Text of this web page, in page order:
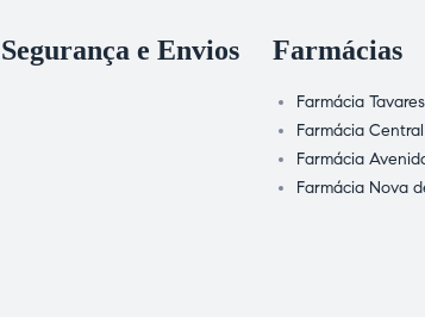
Segurança e Envios Farmácias
Farmácia Tavares
Farmácia
Farmácia
Farmácia Nova